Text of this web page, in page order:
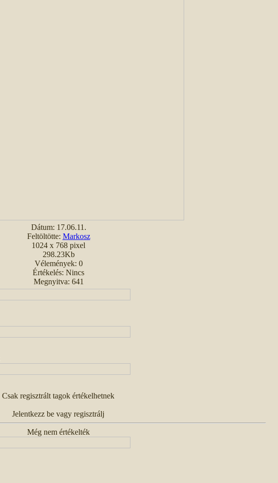
Dátum: 17.06.11.
Feltöltötte: Markosz
1024 x 768 pixel
298.23Kb
Vélemények: 0
Értékelés: Nincs
Megnyitva: 641
Csak regisztrált tagok értékelhetnek
Jelentkezz be vagy regisztrálj
Még nem értékelték